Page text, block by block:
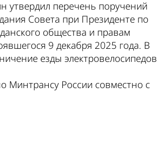
утвердил перечень поручений
Совета при Президенте по
общества и правам
9 декабря 2025 года. В
езды электровелосипедов
Минтрансу России совместно с